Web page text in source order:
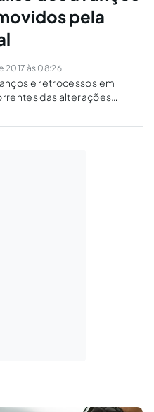
pela
2017 às 08:26
e retrocessos em
das alterações